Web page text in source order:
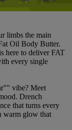
limbs the main
Oil Body Butter.
here to deliver FAT
every single
vibe? Meet
Drench
that turns every
warm glow that